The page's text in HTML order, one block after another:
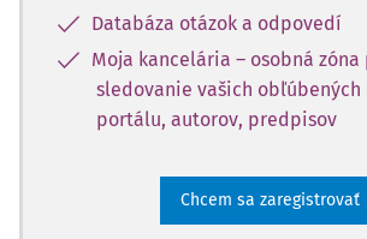
Databáza otázok a odpovedí
Moja kancelária – osobná zóna
sledovanie vašich
portálu, autorov, predpisov
Chcem sa zaregistrovať